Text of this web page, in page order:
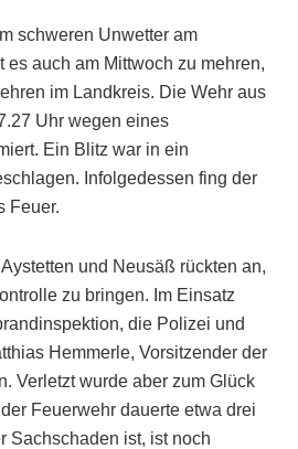
schweren Unwetter am
es auch am Mittwoch zu mehren,
im Landkreis. Die Wehr aus
Uhr wegen eines
Ein Blitz war in ein
Infolgedessen fing der
Feuer.
und Neusäß rückten an,
zu bringen. Im Einsatz
die Polizei und
Hemmerle, Vorsitzender der
Verletzt wurde aber zum Glück
Feuerwehr dauerte etwa drei
Sachschaden ist, ist noch